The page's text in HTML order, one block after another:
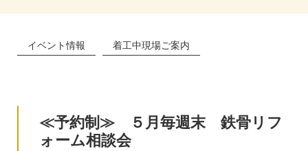
イベント情報 着工中現場ご案内
≪予約制≫ ５月毎週末 鉄骨リフ
ォーム相談会